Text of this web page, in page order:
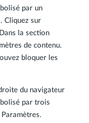
par un
Cliquez sur
la section
de contenu.
bloquer les
du navigateur
par trois